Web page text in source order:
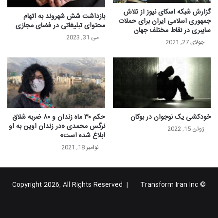
گزارش شبکه اسکای نیوز از تلاش
جمهوری اسلامی ایران برای حملات
سایبری در نقاط مختلف جهان
جولای 27, 2021
بازداشت شش شهروند به اتهام
محتوای تبلیغاتی در فضای مجازی
می 31, 2023
خودکشی یک نوجوان در بوکان
ژوئن 15, 2022
حکم ۳۰ ماه زندان و ۸۰ ضربه شلاق
نرگس محمدی «در زندان اوین به او
ابلاغ شده است»
نوامبر 18, 2021
© Copyright 2026, All Rights Reserved |
Transform Iran Inc